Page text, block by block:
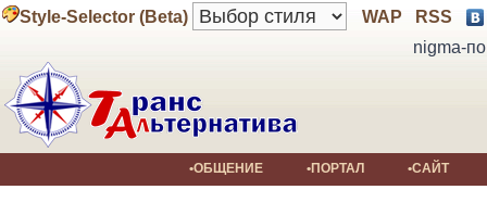
Style-Selector (Beta) WAP
RSS
nigma-
•ОБЩЕНИЕ •ПОРТАЛ •САЙТ